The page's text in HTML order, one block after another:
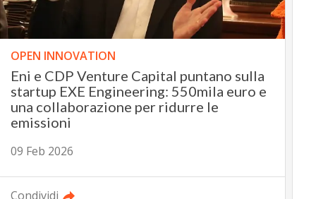
OPEN INNOVATION
Eni e CDP Venture Capital puntano sulla
startup EXE Engineering: 550mila euro e
una collaborazione per ridurre le
emissioni
09 Feb 2026
Condividi